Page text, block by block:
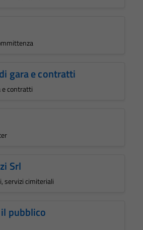
gara e contratti
e contratti
Srl
servizi cimiteriali
pubblico